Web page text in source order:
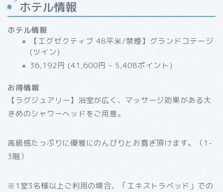
ホテル情報
ホテル情報
【エグゼクティブ 48平米/禁煙】グランドコテージ
(ツイン)
36,192円 (41,600円 – 5,408ポイント)
お得情報
【ラグジュアリー】浴室が広く、マッサージ効果がある大
きめのシャワーヘッドをご用意。
高級感たっぷりに優雅にのんびりとお寛ぎ頂けます。（1-
3階）
※1室3名様以上ご利用の場合、「エキストラベッド」での